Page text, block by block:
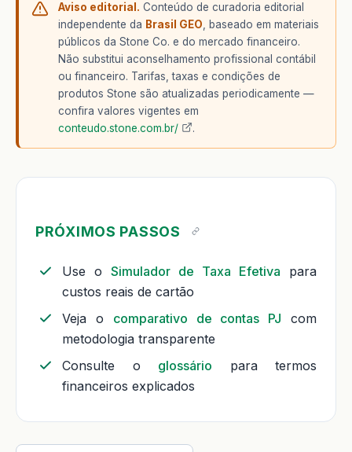
Aviso editorial. Conteúdo de curadoria editorial
independente da Brasil GEO , baseado em materiais
públicos da Stone Co. e do mercado financeiro.
Não substitui aconselhamento profissional contábil
ou financeiro. Tarifas, taxas e condições de
produtos Stone são atualizadas periodicamente —
confira valores vigentes em
conteudo.stone.com.br/
.
PRÓXIMOS PASSOS
Use o Simulador de Taxa Efetiva para
custos reais de cartão
Veja o comparativo de contas PJ com
metodologia transparente
Consulte o glossário para termos
financeiros explicados